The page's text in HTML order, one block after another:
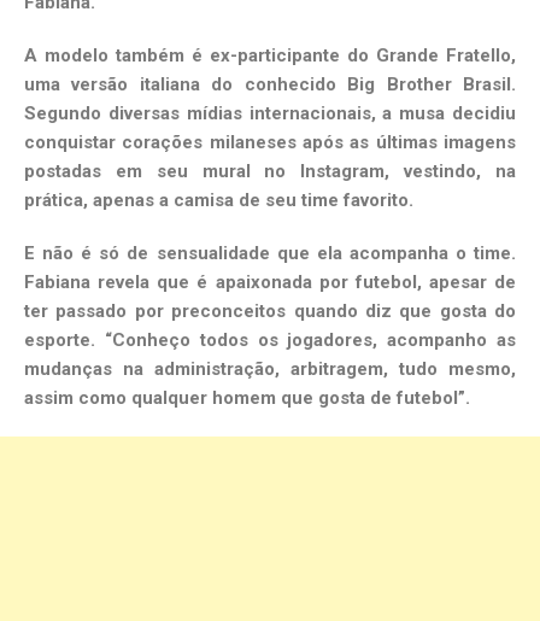
A modelo também é ex-participante do Grande Fratello,
uma versão italiana do conhecido Big Brother Brasil.
Segundo diversas mídias internacionais, a musa decidiu
conquistar corações milaneses após as últimas imagens
postadas em seu mural no Instagram, vestindo, na
prática, apenas a camisa de seu time favorito.
E não é só de sensualidade que ela acompanha o time.
Fabiana revela que é apaixonada por futebol, apesar de
ter passado por preconceitos quando diz que gosta do
esporte. “Conheço todos os jogadores, acompanho as
mudanças na administração, arbitragem, tudo mesmo,
assim como qualquer homem que gosta de futebol”.